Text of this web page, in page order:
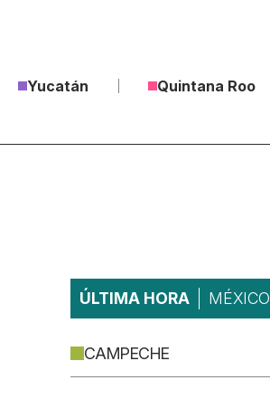
Yucatán Quintana Roo
ÚLTIMA HORA MÉXICO
CAMPECHE